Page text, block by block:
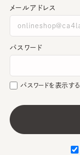
メールアドレス
パスワード
パスワードを表示する